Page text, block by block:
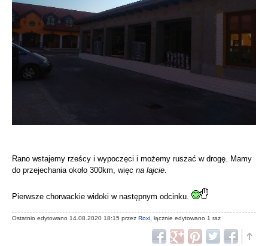
Rano wstajemy rześcy i wypoczęci i możemy ruszać w drogę. Mamy
do przejechania około 300km, więc na lajcie.
Pierwsze chorwackie widoki w następnym odcinku.
Ostatnio edytowano 14.08.2020 18:15 przez Roxi , łącznie edytowano 1 raz